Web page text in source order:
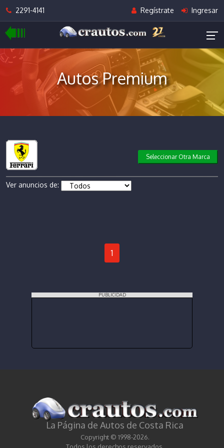
2291-4141 Regístrate Ingresar
Autos Premium
Seleccionar Otra Marca
Ver anuncios de:
1
PUBLICIDAD
La Página de Autos de Costa Rica
Copyright © 1998-2026.